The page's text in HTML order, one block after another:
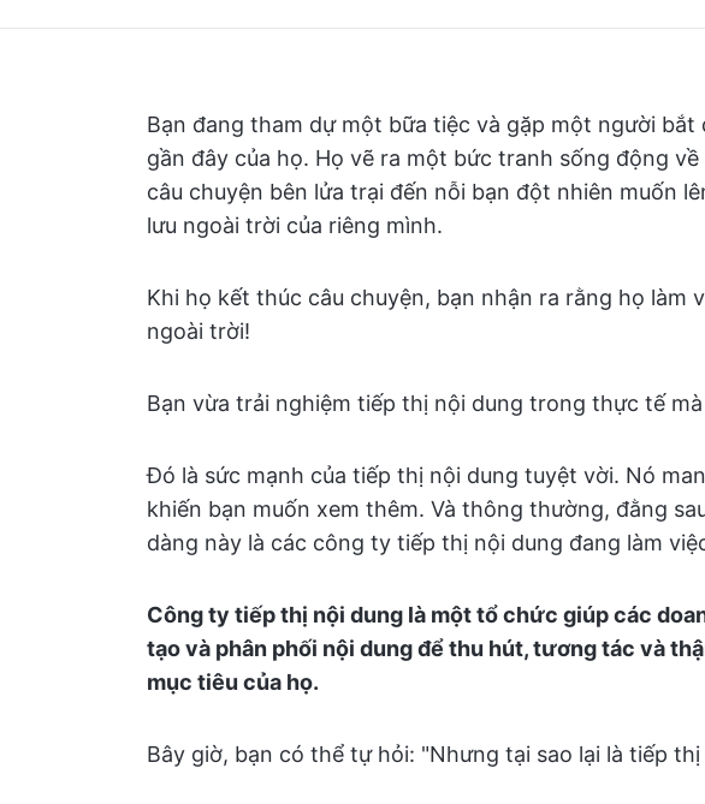
Bạn đang tham dự một bữa tiệc và gặp một người bắt
gần đây của họ. Họ vẽ ra một bức tranh sống động
câu chuyện bên lửa trại đến nỗi bạn đột nhiên muốn
lưu ngoài trời của riêng mình.
Khi họ kết thúc câu chuyện, bạn nhận ra rằng họ làm
ngoài trời!
Bạn vừa trải nghiệm tiếp thị nội dung trong thực tế
Đó là sức mạnh của tiếp thị nội dung tuyệt vời. Nó
khiến bạn muốn xem thêm. Và thông thường, đằng
dàng này là các công ty tiếp thị nội dung đang làm
Công ty tiếp thị nội dung là một tổ chức giúp các
tạo và phân phối nội dung để thu hút, tương tác và
mục tiêu của họ.
Bây giờ, bạn có thể tự hỏi: "Nhưng tại sao lại là tiếp thị